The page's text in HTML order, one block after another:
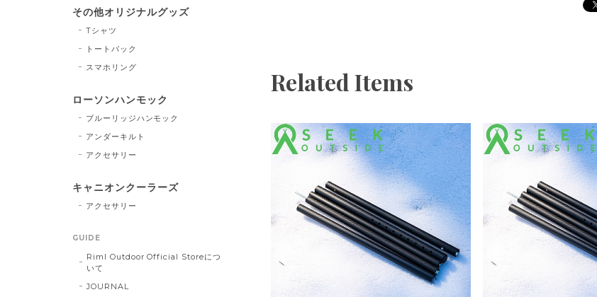
Related Items
その他オリジナルグッズ
Tシャツ
トートバック
スマホリング
ローソンハンモック
ブルーリッジハンモック
アンダーキルト
アクセサリー
キャニオンクーラーズ
アクセサリー
GUIDE
Riml Outdoor Official Storeにつ
いて
JOURNAL